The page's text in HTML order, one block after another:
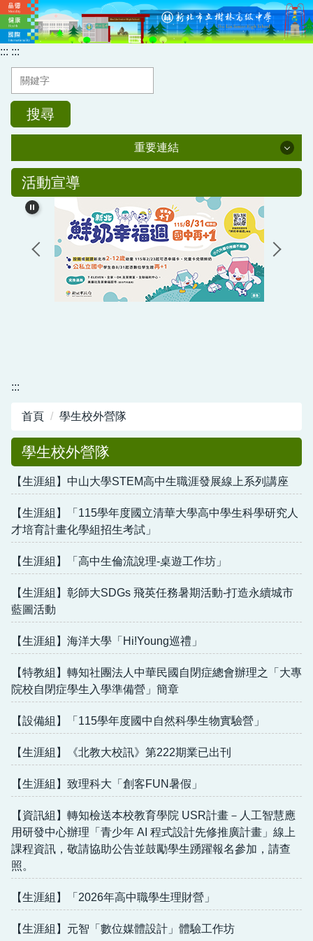
跳
到
主
容
::: :::
搜尋
重要連結
重要連結
新北市單一認證入口網
全國教師在職進修資訊網
樹中教職員T帳號登入
活動宣導
:::
首頁 學生校外營隊
學生校外營隊
【生涯組】中山大學STEM高中生職涯發展線上系列講座
【生涯組】「115學年度國立清華大學高中學生科學研究人
才培育計畫化學組招生考試」
【生涯組】「高中生倫流說理-桌遊工作坊」
【生涯組】彰師大SDGs 飛英任務暑期活動-打造永續城市
藍圖活動
【生涯組】海洋大學「Hi!Young巡禮」
【特教組】轉知社團法人中華民國自閉症總會辦理之「大專
院校自閉症學生入學準備營」簡章
【設備組】「115學年度國中自然科學生物實驗營」
【生涯組】《北教大校訊》第222期業已出刊
【生涯組】致理科大「創客FUN暑假」
【資訊組】轉知檢送本校教育學院 USR計畫－人工智慧應
用研發中心辦理「青少年 AI 程式設計先修推廣計畫」線上
課程資訊，敬請協助公告並鼓勵學生踴躍報名參加，請查
照。
【生涯組】「2026年高中職學生理財營」
【生涯組】元智「數位媒體設計」體驗工作坊